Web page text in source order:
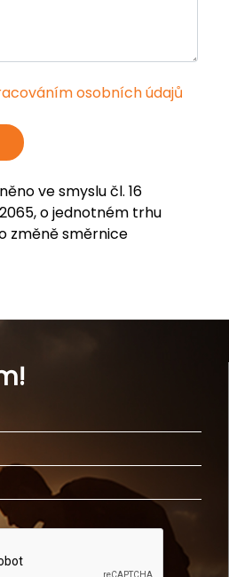
osobních údajů
ve smyslu čl. 16
o jednotném trhu
změně směrnice